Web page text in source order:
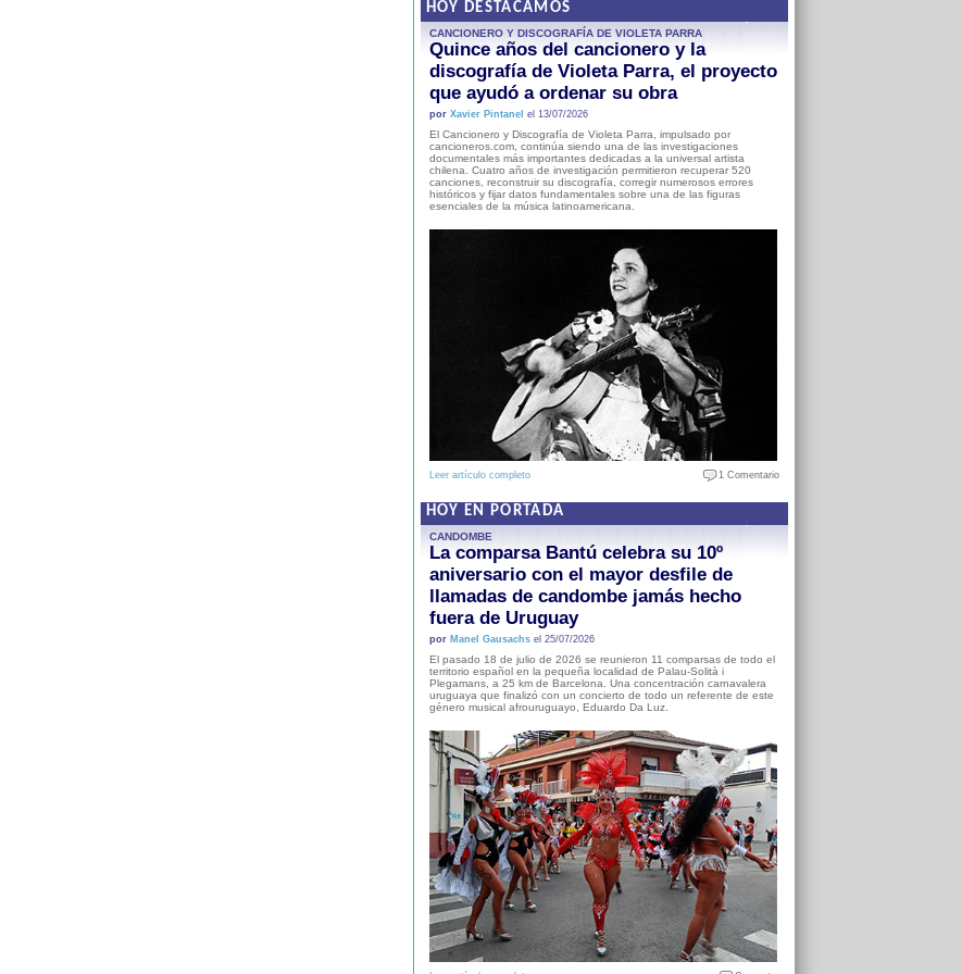
HOY DESTACAMOS
CANCIONERO Y DISCOGRAFÍA DE VIOLETA PARRA
Quince años del cancionero y la
discografía de Violeta Parra, el proyecto
que ayudó a ordenar su obra
por Xavier Pintanel el 13/07/2026
El Cancionero y Discografía de Violeta Parra, impulsado por
cancioneros.com, continúa siendo una de las investigaciones
documentales más importantes dedicadas a la universal artista
chilena. Cuatro años de investigación permitieron recuperar 520
canciones, reconstruir su discografía, corregir numerosos errores
históricos y fijar datos fundamentales sobre una de las figuras
esenciales de la música latinoamericana.
Leer artículo completo 1 Comentario
HOY EN PORTADA
CANDOMBE
La comparsa Bantú celebra su 10º
aniversario con el mayor desfile de
llamadas de candombe jamás hecho
fuera de Uruguay
por Manel Gausachsel 25/07/2026
El pasado 18 de julio de 2026 se reunieron 11 comparsas de todo el
territorio español en la pequeña localidad de Palau-Solità i
Plegamans, a 25 km de Barcelona. Una concentración carnavalera
uruguaya que finalizó con un concierto de todo un referente de este
género musical afrouruguayo, Eduardo Da Luz.